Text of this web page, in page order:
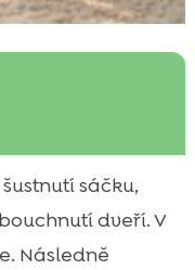
důležité pro
kočičí kognice
sáčku,
dveří. V
Následně